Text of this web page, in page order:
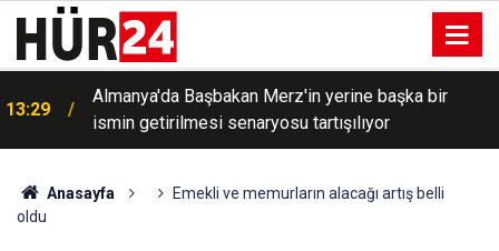
13:29
Almanya'da Başbakan Merz'in yerine başka bir
ismin getirilmesi senaryosu tartışılıyor
Anasayfa
Emekli ve memurların alacağı artış belli
oldu